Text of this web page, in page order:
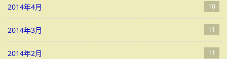
2014年4月 10
2014年3月 11
2014年2月 11